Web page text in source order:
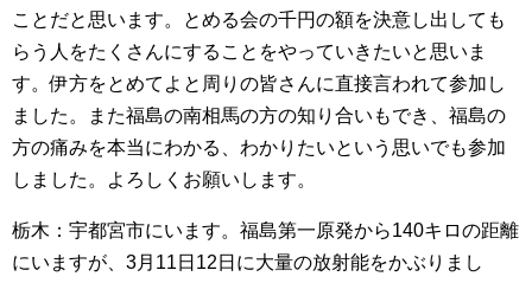
ことだと思います。とめる会の千円の額を決意し出しても
らう人をたくさんにすることをやっていきたいと思いま
す。伊方をとめてよと周りの皆さんに直接言われて参加し
ました。また福島の南相馬の方の知り合いもでき、福島の
方の痛みを本当にわかる、わかりたいという思いでも参加
しました。よろしくお願いします。
栃木：宇都宮市にいます。福島第一原発から140キロの距離
にいますが、3月11日12日に大量の放射能をかぶりまし